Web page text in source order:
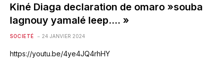
Kiné Diaga declaration de omaro »souba
lagnouy yamalé leep…. »
SOCIETÉ 24 JANVIER 2024
https://youtu.be/4ye4JQ4rhHY